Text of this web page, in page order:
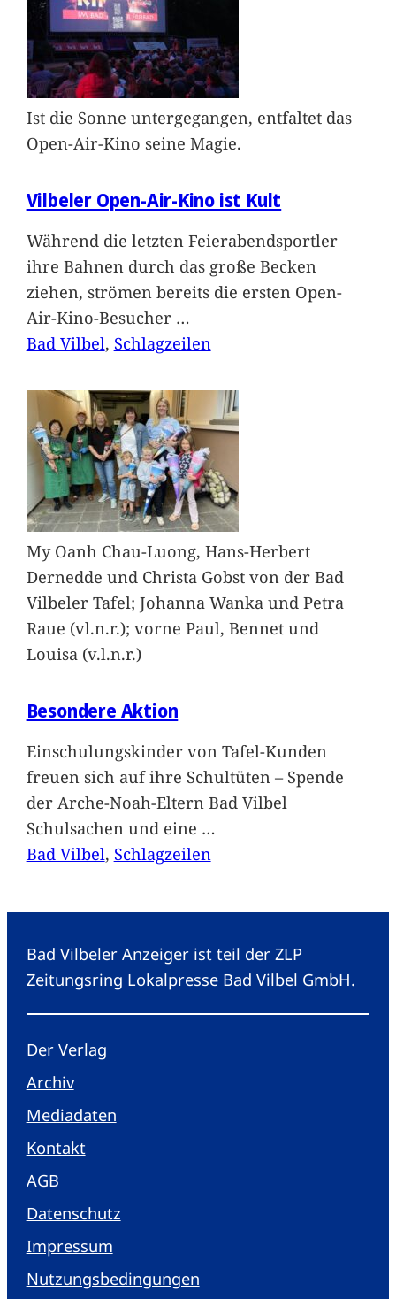
Ist die Sonne untergegangen, entfaltet das
Open-Air-Kino seine Magie.
Vilbeler Open-Air-Kino ist Kult
Während die letzten Feierabendsportler
ihre Bahnen durch das große Becken
ziehen, strömen bereits die ersten Open-
Air-Kino-Besucher …
Bad Vilbel, Schlagzeilen
My Oanh Chau-Luong, Hans-Herbert
Dernedde und Christa Gobst von der Bad
Vilbeler Tafel; Johanna Wanka und Petra
Raue (vl.n.r.); vorne Paul, Bennet und
Louisa (v.l.n.r.)
Besondere Aktion
Einschulungskinder von Tafel-Kunden
freuen sich auf ihre Schultüten – Spende
der Arche-Noah-Eltern Bad Vilbel
Schulsachen und eine …
Bad Vilbel, Schlagzeilen
Bad Vilbeler Anzeiger ist teil der ZLP
Zeitungsring Lokalpresse Bad Vilbel GmbH.
Der Verlag
Archiv
Mediadaten
Kontakt
AGB
Datenschutz
Impressum
Nutzungsbedingungen